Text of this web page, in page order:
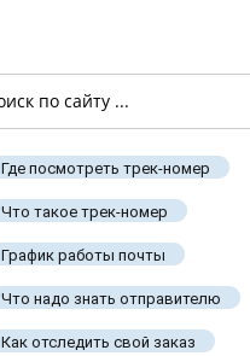
Где посмотреть трек-номер
Что такое трек-номер
График работы почты
Что надо знать отправителю
Как отследить свой заказ